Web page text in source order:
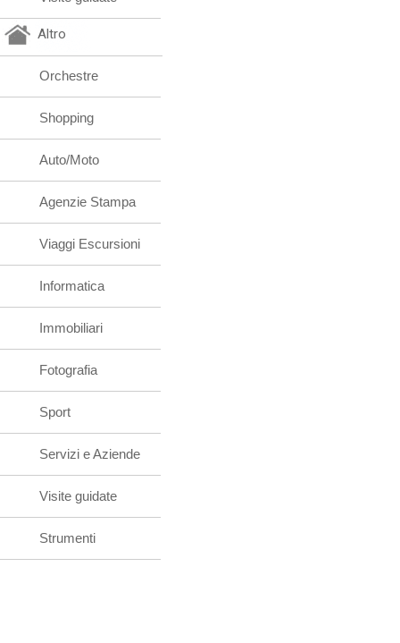
Altro
Orchestre
Shopping
Auto/Moto
Agenzie Stampa
Viaggi Escursioni
Informatica
Immobiliari
Fotografia
Sport
Servizi e Aziende
Visite guidate
Strumenti